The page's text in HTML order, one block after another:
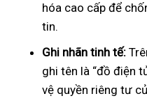
hóa cao cấp để
tin.
Ghi nhãn tinh tế:
ghi tên là “đồ điện
vệ quyền riêng tư